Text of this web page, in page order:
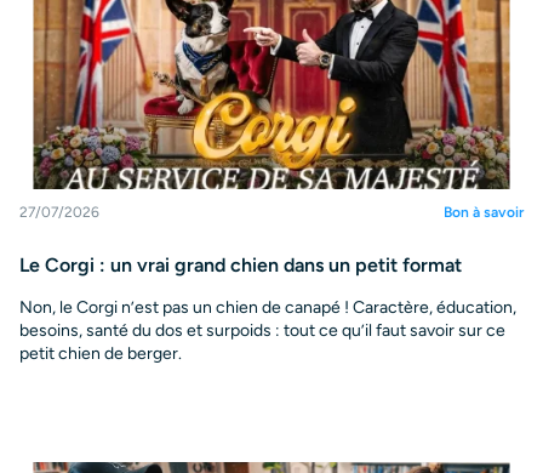
27/07/2026 Bon à savoir
Le Corgi : un vrai grand chien dans un petit format
Non, le Corgi n’est pas un chien de canapé ! Caractère, éducation,
besoins, santé du dos et surpoids : tout ce qu’il faut savoir sur ce
petit chien de berger.